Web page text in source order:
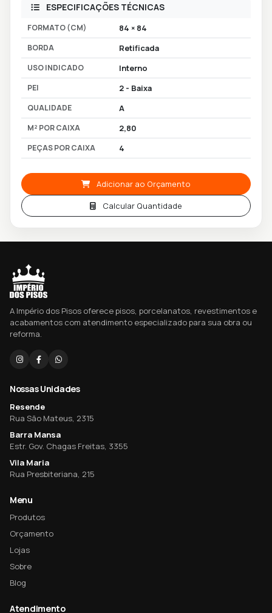
ESPECIFICAÇÕES TÉCNICAS
FORMATO (CM) 84 × 84
BORDA Retificada
USO INDICADO Interno
PEI 2 - Baixa
QUALIDADE A
M² POR CAIXA 2,80
PEÇAS POR CAIXA 4
Adicionar ao Orçamento
Calcular Quantidade
A Império dos Pisos oferece pisos, porcelanatos, revestimentos e
acabamentos com atendimento especializado para sua obra ou
reforma.
Nossas Unidades
Resende
Rua São Mateus, 2315
Barra Mansa
Estr. Gov. Chagas Freitas, 3355
Vila Maria
Rua Presbiteriana, 215
Menu
Produtos
Orçamento
Lojas
Sobre
Blog
Atendimento